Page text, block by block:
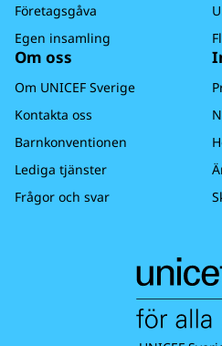
Företagsgåva
Egen insamling
Om oss
Om UNICEF Sverige
Kontakta oss
Barnkonventionen
Lediga tjänster
Frågor och svar